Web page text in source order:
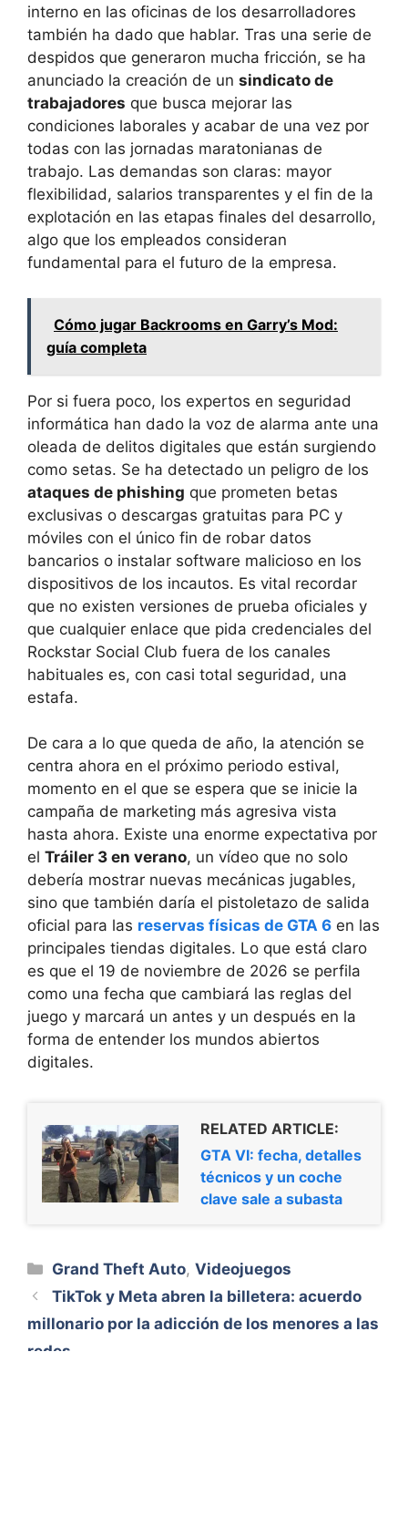
interno en las oficinas de los desarrolladores
también ha dado que hablar. Tras una serie de
despidos que generaron mucha fricción, se ha
anunciado la creación de un sindicato de
trabajadores que busca mejorar las
condiciones laborales y acabar de una vez por
todas con las jornadas maratonianas de
trabajo. Las demandas son claras: mayor
flexibilidad, salarios transparentes y el fin de la
explotación en las etapas finales del desarrollo,
algo que los empleados consideran
fundamental para el futuro de la empresa.
Cómo jugar Backrooms en Garry’s Mod:
guía completa
Por si fuera poco, los expertos en seguridad
informática han dado la voz de alarma ante una
oleada de delitos digitales que están surgiendo
como setas. Se ha detectado un peligro de los
ataques de phishing que prometen betas
exclusivas o descargas gratuitas para PC y
móviles con el único fin de robar datos
bancarios o instalar software malicioso en los
dispositivos de los incautos. Es vital recordar
que no existen versiones de prueba oficiales y
que cualquier enlace que pida credenciales del
Rockstar Social Club fuera de los canales
habituales es, con casi total seguridad, una
estafa.
De cara a lo que queda de año, la atención se
centra ahora en el próximo periodo estival,
momento en el que se espera que se inicie la
campaña de marketing más agresiva vista
hasta ahora. Existe una enorme expectativa por
el Tráiler 3 en verano, un vídeo que no solo
debería mostrar nuevas mecánicas jugables,
sino que también daría el pistoletazo de salida
oficial para las reservas físicas de GTA 6 en las
principales tiendas digitales. Lo que está claro
es que el 19 de noviembre de 2026 se perfila
como una fecha que cambiará las reglas del
juego y marcará un antes y un después en la
forma de entender los mundos abiertos
digitales.
RELATED ARTICLE:
GTA VI: fecha, detalles
técnicos y un coche
clave sale a subasta
Categorías
Grand Theft Auto,Videojuegos
TikTok y Meta abren la billetera: acuerdo
millonario por la adicción de los menores a las
redes